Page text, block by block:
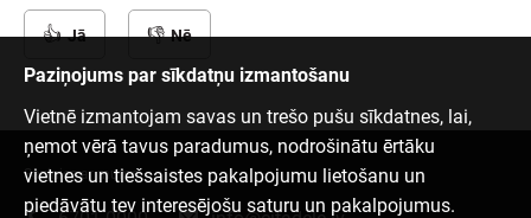
Jā Nē
Paziņojums par sīkdatņu izmantošanu
Vietnē izmantojam savas un trešo pušu sīkdatnes, lai,
ņemot vērā tavus paradumus, nodrošinātu ērtāku
vietnes un tiešsaistes pakalpojumu lietošanu un
piedāvātu tev interesējošu saturu un pakalpojumus.
Sazinies ar mums